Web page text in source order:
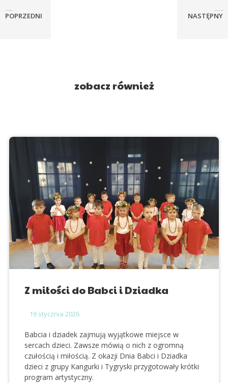
POPRZEDNI NASTĘPNY
zobacz również
Z miłości do Babci i Dziadka
19stycznia 2026
Babcia i dziadek zajmują wyjątkowe miejsce w
sercach dzieci. Zawsze mówią o nich z ogromną
czułością i miłością. Z okazji Dnia Babci i Dziadka
dzieci z grupy Kangurki i Tygryski przygotowały krótki
program artystyczny.